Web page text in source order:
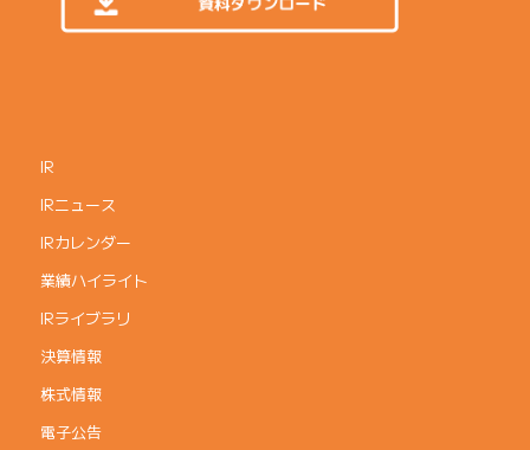
IR
IRニュース
IRカレンダー
業績ハイライト
IRライブラリ
決算情報
株式情報
電子公告